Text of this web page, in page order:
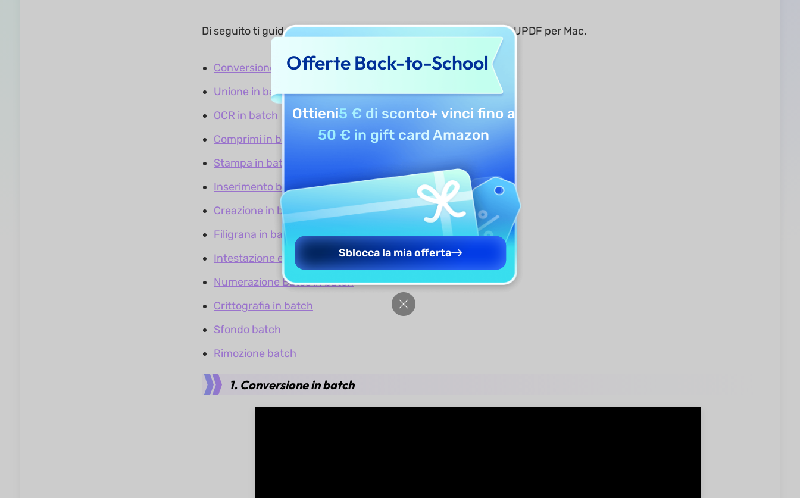
Di seguito ti guideremo attraverso tutte le funzionalità batch di UPDF per Mac.
Conversione in batch
Unione in batch
OCR in batch
Comprimi in batch
Stampa in batch
Inserimento batch
Creazione in batch
Filigrana in batch
Intestazione e piè di pagina batch
Numerazione Bates in batch
Crittografia in batch
Sfondo batch
Rimozione batch
1. Conversione in batch
Offerte Back-to-School
Ottieni5 € di sconto+ vinci fino a
50 € in gift card Amazon
Sblocca la mia offerta